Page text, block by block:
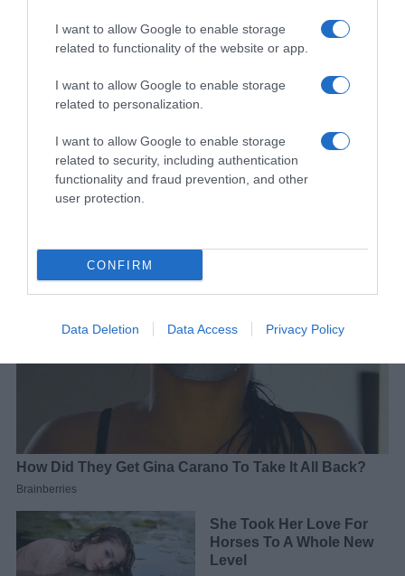
I want to allow Google to enable storage
related to functionality of the website or app.
I want to allow Google to enable storage
related to personalization.
I want to allow Google to enable storage
related to security, including authentication
functionality and fraud prevention, and other
user protection.
CONFIRM
Data Deletion Data Access Privacy Policy
Poštovani čitaoci, hvala vam što pratite rad naše domene i što ste
svakodnevno stvaramo zanimljiv i koristan sadržaj za sve vas.
vas zanimaju. Hvala vam što ste uz nas i što podržavate naš rad.